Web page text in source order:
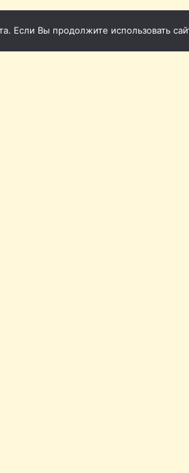
Вы продолжите использовать